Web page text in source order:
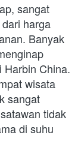
sangat
harga
Banyak
Harbin China.
wisata
sangat
tidak
di suhu